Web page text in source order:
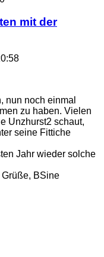
mit der
nun noch einmal
zu haben. Vielen
Unzhurst2 schaut,
seine Fittiche
Jahr wieder solche
BSine